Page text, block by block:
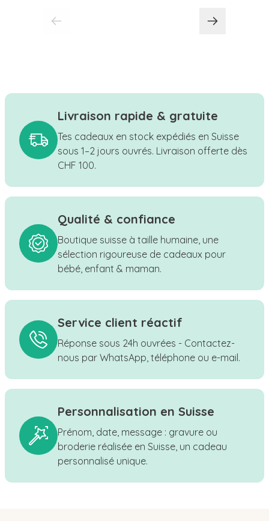
Livraison rapide & gratuite
Tes cadeaux en stock expédiés en Suisse
sous 1–2 jours ouvrés. Livraison offerte dès
CHF 100.
Qualité & confiance
Boutique suisse à taille humaine, une
sélection rigoureuse de cadeaux pour
bébé, enfant & maman.
Service client réactif
Réponse sous 24h ouvrées - Contactez-
nous par WhatsApp, téléphone ou e-mail.
Personnalisation en Suisse
Prénom, date, message : gravure ou
broderie réalisée en Suisse, un cadeau
personnalisé unique.